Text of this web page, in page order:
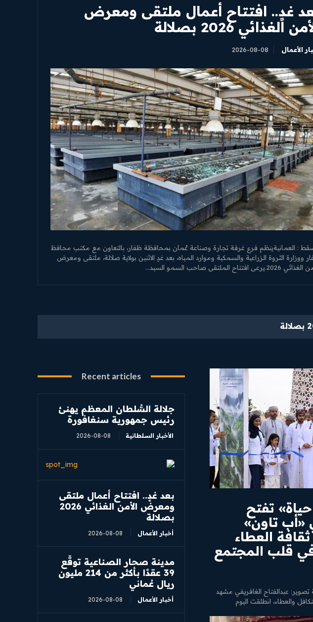
غدٍ.. افتتاح أعمال ملتقى ومعرض
الغذائي 2026 بصلالة
الأعمال 2026-08-08
: العمانيةينظم فرع غرفة تجارة وصناعة عُمان بمحافظة ظفار، بالتعاون مع مكتب محافظ
ووزارة الثروة الزراعية والسمكية وموارد المياه، بعد غدٍ الاثنين بولاية صلالة، ملتقى ومعرض
2026.يرعى افتتاح الملتقى صاحب السمو السيد...
تفتح
«أب تاون»
العطاء
قلب المجتمع
تصوير: عبدالفتاح الغافري ​في مشهد
والعطاء، انطلقت اليوم
Recent articles
جلالة السُّلطان المعظم يهنئ
رئيس جمهورية سنغافورة
الأخبار السلطانية 2026-08-08
بعد غدٍ.. افتتاح أعمال ملتقى
ومعرض الأمن الغذائي 2026
بصلالة
أخبار الأعمال 2026-08-08
مدينة صحار الصناعية توقّع
39 عقدًا بأكثر من 214 مليون
ريال عُماني
أخبار الأعمال 2026-08-08